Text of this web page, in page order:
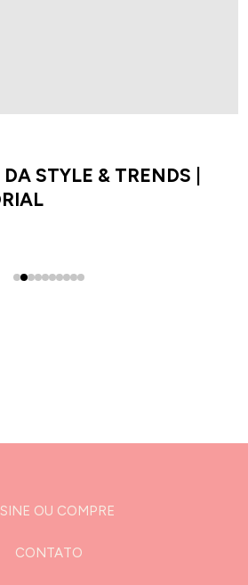
STYLE & TRENDS |
OU COMPRE
CONTATO